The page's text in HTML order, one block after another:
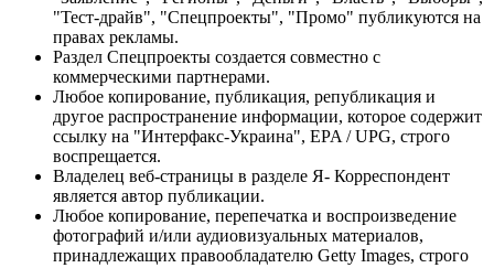
"Тест-драйв", "Спецпроекты", "Промо" публикуются на
правах рекламы.
Раздел Спецпроекты создается совместно с
коммерческими партнерами.
Любое копирование, публикация, републикация и
другое распространение информации, которое содержит
ссылку на "Интерфакс-Украина", EPA / UPG, строго
воспрещается.
Владелец веб-страницы в разделе Я- Корреспондент
является автор публикации.
Любое копирование, перепечатка и воспроизведение
фотографий и/или аудиовизуальных материалов,
принадлежащих правообладателю Getty Images, строго